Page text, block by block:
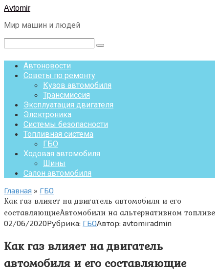
Перейти
контенту
Avtomir
Мир машин и людей
Поиск:
Автоновости
Советы по ремонту
Кузов автомобиля
Трансмиссия
Эксплуатация двигателя
Электроника
Системы безопасности
Топливная система
ГБО
Ходовая автомобиля
Шины
Салон автомобиля
Главная » ГБО
Как газ влияет на двигатель автомобиля и его
составляющиеАвтомобили на альтернативном топливе
02/06/2020Рубрика: ГБОАвтор: avtomiradmin
Как газ влияет на двигатель
автомобиля и его составляющие